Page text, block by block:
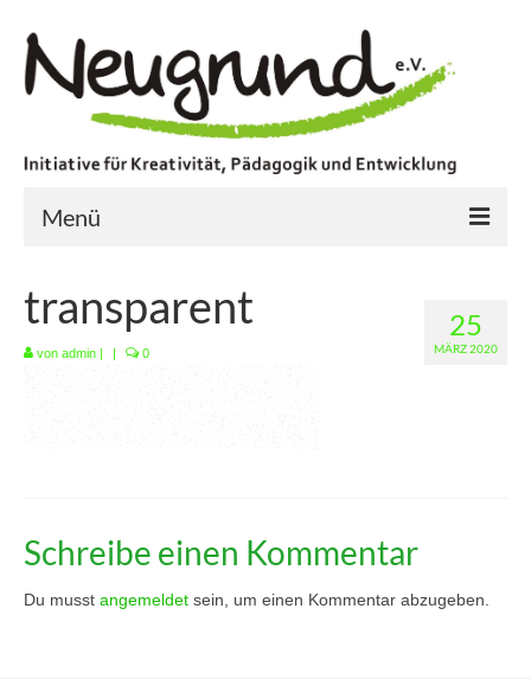
Menü
Aktuell
Workshops
25
MÄRZ 2020
transparent
von admin | | 0
Schreibe einen Kommentar
Du musst angemeldet sein, um einen Kommentar abzugeben.